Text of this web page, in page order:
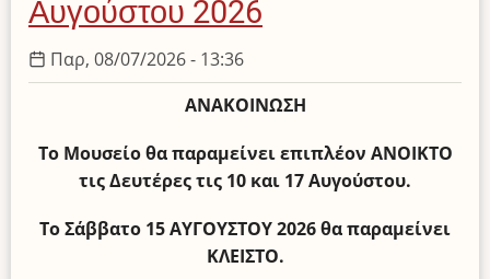
Αναστασοβίτη
Αυγούστου 2026
Παρ, 08/07/2026 - 13:36
ΑΝΑΚΟΙΝΩΣΗ
Το Μουσείο θα παραμείνει επιπλέον ΑΝΟΙΚΤΟ
τις Δευτέρες τις 10 και 17 Αυγούστου.
Το Σάββατο 15 ΑΥΓΟΥΣΤΟΥ 2026 θα παραμείνει
ΚΛΕΙΣΤΟ.